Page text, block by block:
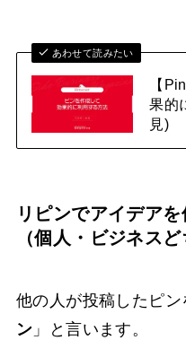
あわせて読みたい
【
果的
見)
リピンでアイデア
（個人・ビジネスど
他の人が投稿したピン
ン 」と言います。